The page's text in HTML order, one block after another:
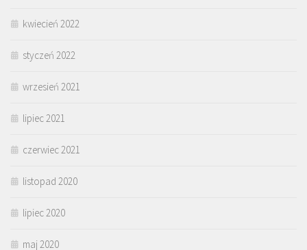
kwiecień 2022
styczeń 2022
wrzesień 2021
lipiec 2021
czerwiec 2021
listopad 2020
lipiec 2020
maj 2020